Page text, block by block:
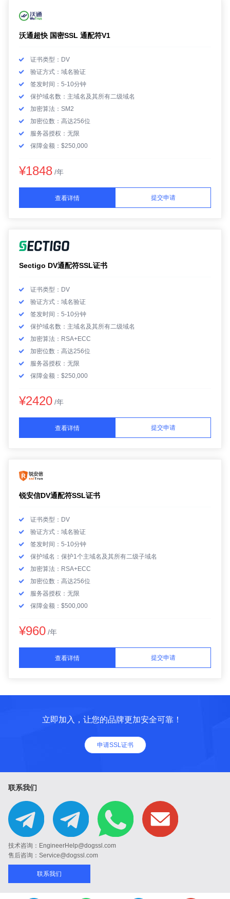
沃通超快 国密SSL 通配符V1
证书类型：DV
验证方式：域名验证
签发时间：5-10分钟
保护域名数：主域名及其所有二级域名
加密算法：SM2
加密位数：高达256位
服务器授权：无限
保障金额：$250,000
¥1848 /年
查看详情 提交申请
Sectigo DV通配符SSL证书
证书类型：DV
验证方式：域名验证
签发时间：5-10分钟
保护域名数：主域名及其所有二级域名
加密算法：RSA+ECC
加密位数：高达256位
服务器授权：无限
保障金额：$250,000
¥2420 /年
查看详情 提交申请
锐安信DV通配符SSL证书
证书类型：DV
验证方式：域名验证
签发时间：5-10分钟
保护域名：保护1个主域名及其所有二级子域名
加密算法：RSA+ECC
加密位数：高达256位
服务器授权：无限
保障金额：$500,000
¥960 /年
查看详情 提交申请
立即加入，让您的品牌更加安全可靠！
申请SSL证书
联系我们
技术咨询：EngineerHelp@dogssl.com
售后咨询：Service@dogssl.com
联系我们